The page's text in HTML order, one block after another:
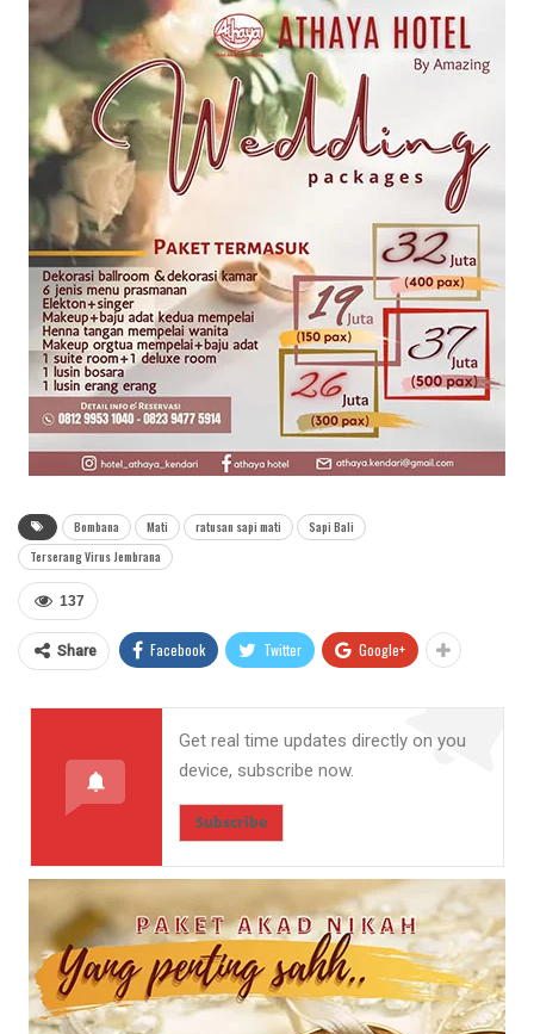
Bombana Mati ratusan sapi mati
Sapi Bali
Terserang Virus Jembrana
137
Share Facebook Twitter Google+
Get real time updates directly on you
device, subscribe now.
Subscribe